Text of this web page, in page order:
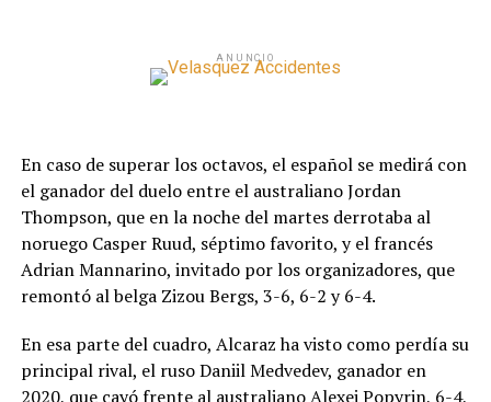
ANUNCIO
En caso de superar los octavos, el español se medirá con
el ganador del duelo entre el australiano Jordan
Thompson, que en la noche del martes derrotaba al
noruego Casper Ruud, séptimo favorito, y el francés
Adrian Mannarino, invitado por los organizadores, que
remontó al belga Zizou Bergs, 3-6, 6-2 y 6-4.
En esa parte del cuadro, Alcaraz ha visto como perdía su
principal rival, el ruso Daniil Medvedev, ganador en
2020, que cayó frente al australiano Alexei Popyrin, 6-4,